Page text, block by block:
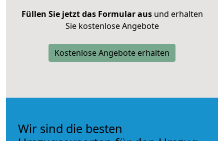
Füllen Sie jetzt das Formular ausund erhalten
Sie kostenlose Angebote
Kostenlose Angebote erhalten
Wir sind die besten